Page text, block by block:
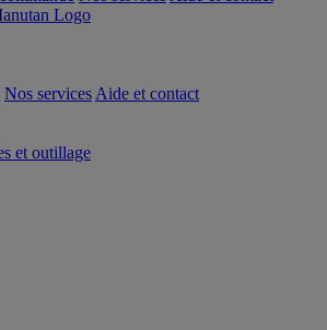
Nos services Aide et contact
et outillage